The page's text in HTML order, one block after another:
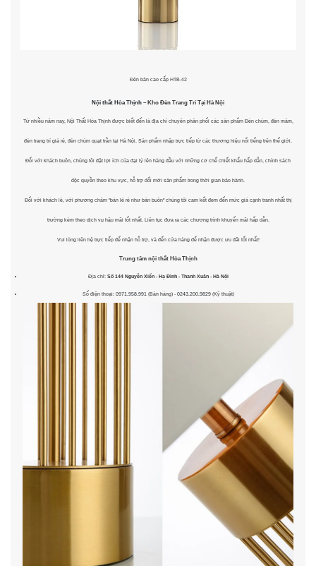
Đèn bàn cao cấp HTB-42
Nội thất Hòa Thịnh – Kho Đèn Trang Trí Tại Hà Nội
Từ nhiều năm nay, Nội Thất Hòa Thịnh được biết đến là địa chỉ chuyên phân phối các sản phẩm Đèn chùm, đèn mâm,
đèn trang trí giá rẻ, đèn chùm quạt trần tại Hà Nội. Sản phẩm nhập trực tiếp từ các thương hiệu nổi tiếng trên thế giới.
Đối với khách buôn, chúng tôi đặt lợi ích của đại lý lên hàng đầu với những cơ chế chiết khấu hấp dẫn, chính sách
độc quyền theo khu vực, hỗ trợ đổi mới sản phẩm trong thời gian bảo hành.
Đối với khách lẻ, với phương châm "bán lẻ rẻ như bán buôn" chúng tôi cam kết đem đến mức giá cạnh tranh nhất thị
trường kèm theo dịch vụ hậu mãi tốt nhất. Liên tục đưa ra các chương trình khuyến mãi hấp dẫn.
Vui lòng liên hệ trực tiếp để nhận hỗ trợ, và đến cửa hàng để nhận được ưu đãi tốt nhất!
Trung tâm nội thất Hòa Thịnh
Địa chỉ: Số 144 Nguyễn Xiển - Hạ Đình - Thanh Xuân - Hà Nội
Số điện thoại: 0971.958.991 (Bán hàng) - 0243.200.9829 (Kỹ thuật)